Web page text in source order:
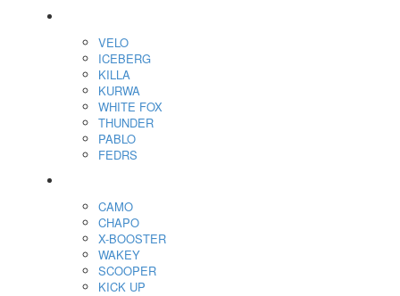
VELO
ICEBERG
KILLA
KURWA
WHITE FOX
THUNDER
PABLO
FEDRS
CAMO
CHAPO
X-BOOSTER
WAKEY
SCOOPER
KICK UP